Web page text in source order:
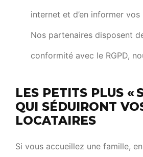
internet et d’en informer
Nos partenaires disposent
conformité avec le RGPD,
LES PETITS PLUS «
QUI SÉDUIRONT
LOCATAIRES
Si vous accueillez une famille,